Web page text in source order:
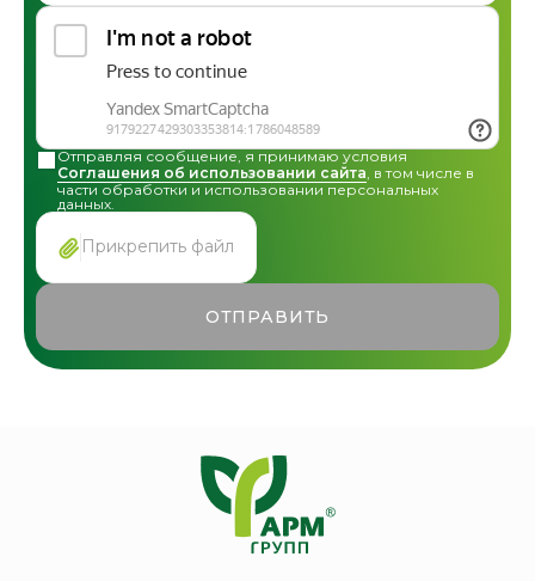
Отправляя сообщение, я принимаю условия
Соглашения об использовании сайта , в том числе в
части обработки и использовании персональных
данных.
Прикрепить файл
ОТПРАВИТЬ